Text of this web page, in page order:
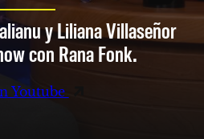
y Liliana Villaseñor
con Rana Fonk.
Youtube